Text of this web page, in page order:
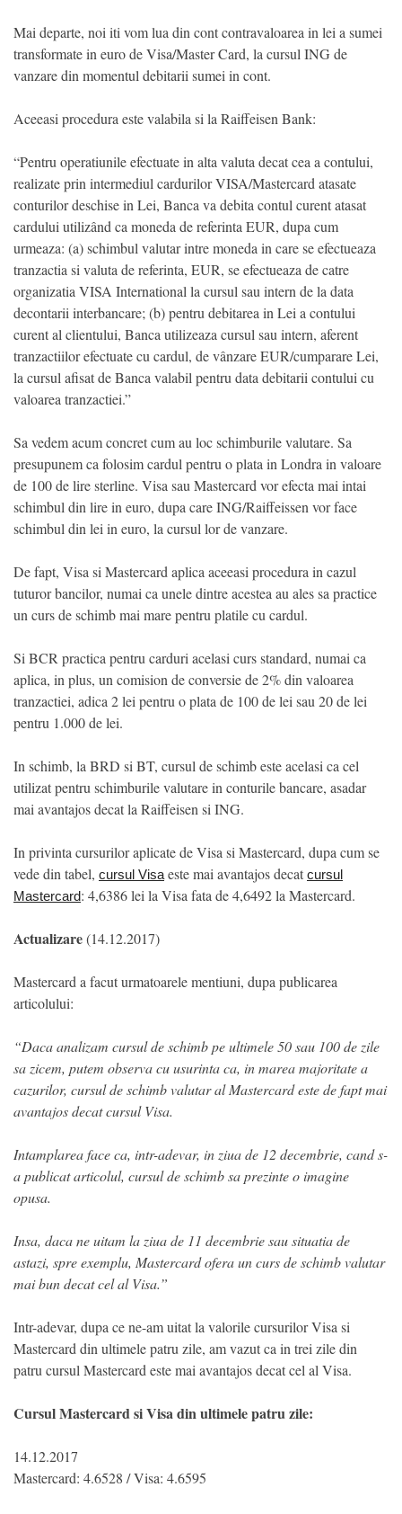
Mai departe, noi iti vom lua din cont contravaloarea in lei a sumei
transformate in euro de Visa/Master Card, la cursul ING de
vanzare din momentul debitarii sumei in cont.
Aceeasi procedura este valabila si la Raiffeisen Bank:
“Pentru operatiunile efectuate in alta valuta decat cea a contului,
realizate prin intermediul cardurilor VISA/Mastercard atasate
conturilor deschise in Lei, Banca va debita contul curent atasat
cardului utilizând ca moneda de referinta EUR, dupa cum
urmeaza: (a) schimbul valutar intre moneda in care se efectueaza
tranzactia si valuta de referinta, EUR, se efectueaza de catre
organizatia VISA International la cursul sau intern de la data
decontarii interbancare; (b) pentru debitarea in Lei a contului
curent al clientului, Banca utilizeaza cursul sau intern, aferent
tranzactiilor efectuate cu cardul, de vânzare EUR/cumparare Lei,
la cursul afisat de Banca valabil pentru data debitarii contului cu
valoarea tranzactiei.”
Sa vedem acum concret cum au loc schimburile valutare. Sa
presupunem ca folosim cardul pentru o plata in Londra in valoare
de 100 de lire sterline. Visa sau Mastercard vor efecta mai intai
schimbul din lire in euro, dupa care ING/Raiffeissen vor face
schimbul din lei in euro, la cursul lor de vanzare.
De fapt, Visa si Mastercard aplica aceeasi procedura in cazul
tuturor bancilor, numai ca unele dintre acestea au ales sa practice
un curs de schimb mai mare pentru platile cu cardul.
Si BCR practica pentru carduri acelasi curs standard, numai ca
aplica, in plus, un comision de conversie de 2% din valoarea
tranzactiei, adica 2 lei pentru o plata de 100 de lei sau 20 de lei
pentru 1.000 de lei.
In schimb, la BRD si BT, cursul de schimb este acelasi ca cel
utilizat pentru schimburile valutare in conturile bancare, asadar
mai avantajos decat la Raiffeisen si ING.
In privinta cursurilor aplicate de Visa si Mastercard, dupa cum se
vede din tabel, cursul Visa este mai avantajos decat cursul
Mastercard: 4,6386 lei la Visa fata de 4,6492 la Mastercard.
Actualizare(14.12.2017)
Mastercard a facut urmatoarele mentiuni, dupa publicarea
articolului:
“Daca analizam cursul de schimb pe ultimele 50 sau 100 de zile
sa zicem, putem observa cu usurinta ca, in marea majoritate a
cazurilor, cursul de schimb valutar al Mastercard este de fapt mai
avantajos decat cursul Visa.
Intamplarea face ca, intr-adevar, in ziua de 12 decembrie, cand s-
a publicat articolul, cursul de schimb sa prezinte o imagine
opusa.
Insa, daca ne uitam la ziua de 11 decembrie sau situatia de
astazi, spre exemplu, Mastercard ofera un curs de schimb valutar
mai bun decat cel al Visa.”
Intr-adevar, dupa ce ne-am uitat la valorile cursurilor Visa si
Mastercard din ultimele patru zile, am vazut ca in trei zile din
patru cursul Mastercard este mai avantajos decat cel al Visa.
Cursul Mastercard si Visa din ultimele patru zile:
14.12.2017
Mastercard: 4.6528 / Visa: 4.6595